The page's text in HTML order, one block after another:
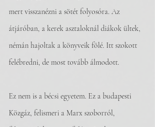
mert visszanézni a sötét folyosóra. Az
átjáróban, a kerek asztaloknál diákok ültek,
némán hajoltak a könyveik fölé. Itt szokott
felébredni, de most tovább álmodott.
Ez nem is a bécsi egyetem. Ez a budapesti
Közgáz, felismeri a Marx szoborról,